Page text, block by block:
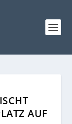
AUF